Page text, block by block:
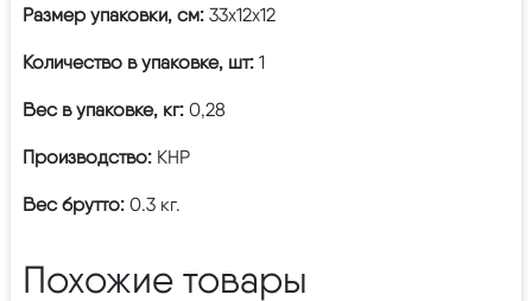
Размер упаковки, см: 33х12х12
Количество в упаковке, шт: 1
Вес в упаковке, кг: 0,28
Производство: КНР
Вес брутто: 0.3 кг.
Похожие товары